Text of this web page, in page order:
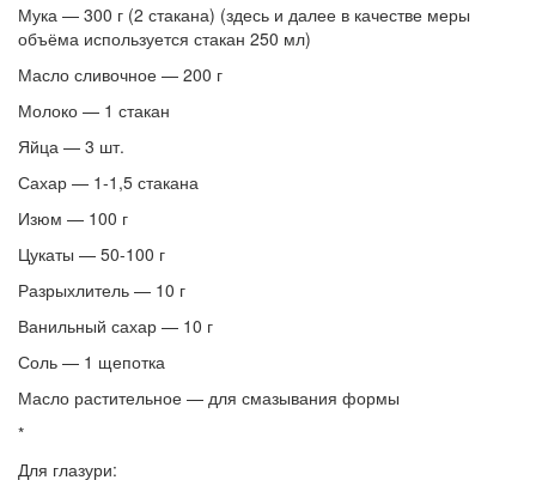
Мука — 300 г (2 стакана) (здесь и далее в качестве меры
объёма используется стакан 250 мл)
Масло сливочное — 200 г
Молоко — 1 стакан
Яйца — 3 шт.
Сахар — 1-1,5 стакана
Изюм — 100 г
Цукаты — 50-100 г
Разрыхлитель — 10 г
Ванильный сахар — 10 г
Соль — 1 щепотка
Масло растительное — для смазывания формы
*
Для глазури: